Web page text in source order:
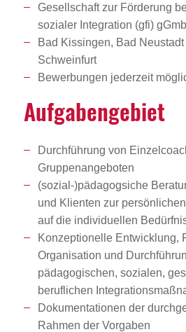
Gesellschaft zur Förderung
sozialer Integration (gfi)
Bad Kissingen, Bad
Schweinfurt
Bewerbungen jederzeit
Aufga­ben­ge­biet
Durchführung von
Gruppenangeboten
(sozial-)pädagogsiche
und Klienten zur
auf die individuellen
Konzeptionelle Entwicklung,
Organisation und
pädagogischen, sozialen,
beruflichen
Dokumentationen der
Rahmen der Vorgaben